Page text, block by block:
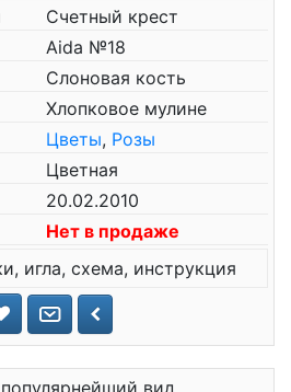
Счетный крест
Aida №18
Слоновая кость
Хлопковое мулине
Цветы, Розы
Цветная
20.02.2010
Нет в продаже
игла, схема, инструкция
вид